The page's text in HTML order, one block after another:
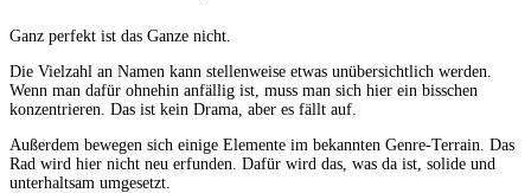
Ganz perfekt ist das Ganze nicht.
Die Vielzahl an Namen kann stellenweise etwas unübersichtlich werden.
Wenn man dafür ohnehin anfällig ist, muss man sich hier ein bisschen
konzentrieren. Das ist kein Drama, aber es fällt auf.
Außerdem bewegen sich einige Elemente im bekannten Genre-Terrain. Das
Rad wird hier nicht neu erfunden. Dafür wird das, was da ist, solide und
unterhaltsam umgesetzt.